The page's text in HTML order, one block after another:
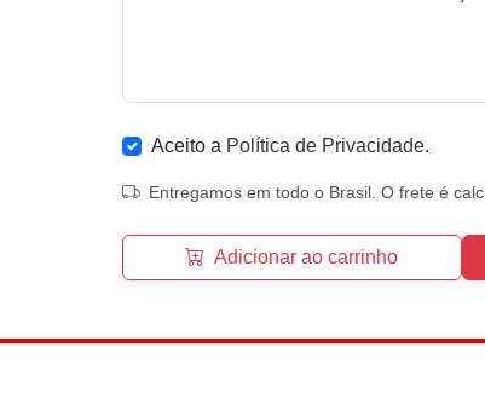
Aceito a Política de Privacidade.
Entregamos em todo o Brasil. O frete é
Adicionar ao carrinho